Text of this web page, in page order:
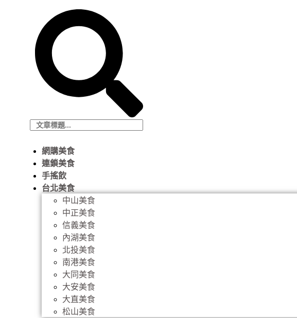
網購美食
連鎖美食
手搖飲
台北美食
中山美食
中正美食
信義美食
內湖美食
北投美食
南港美食
大同美食
大安美食
大直美食
松山美食